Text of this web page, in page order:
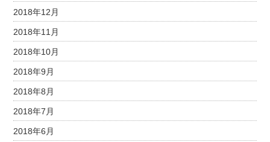
2018年12月
2018年11月
2018年10月
2018年9月
2018年8月
2018年7月
2018年6月